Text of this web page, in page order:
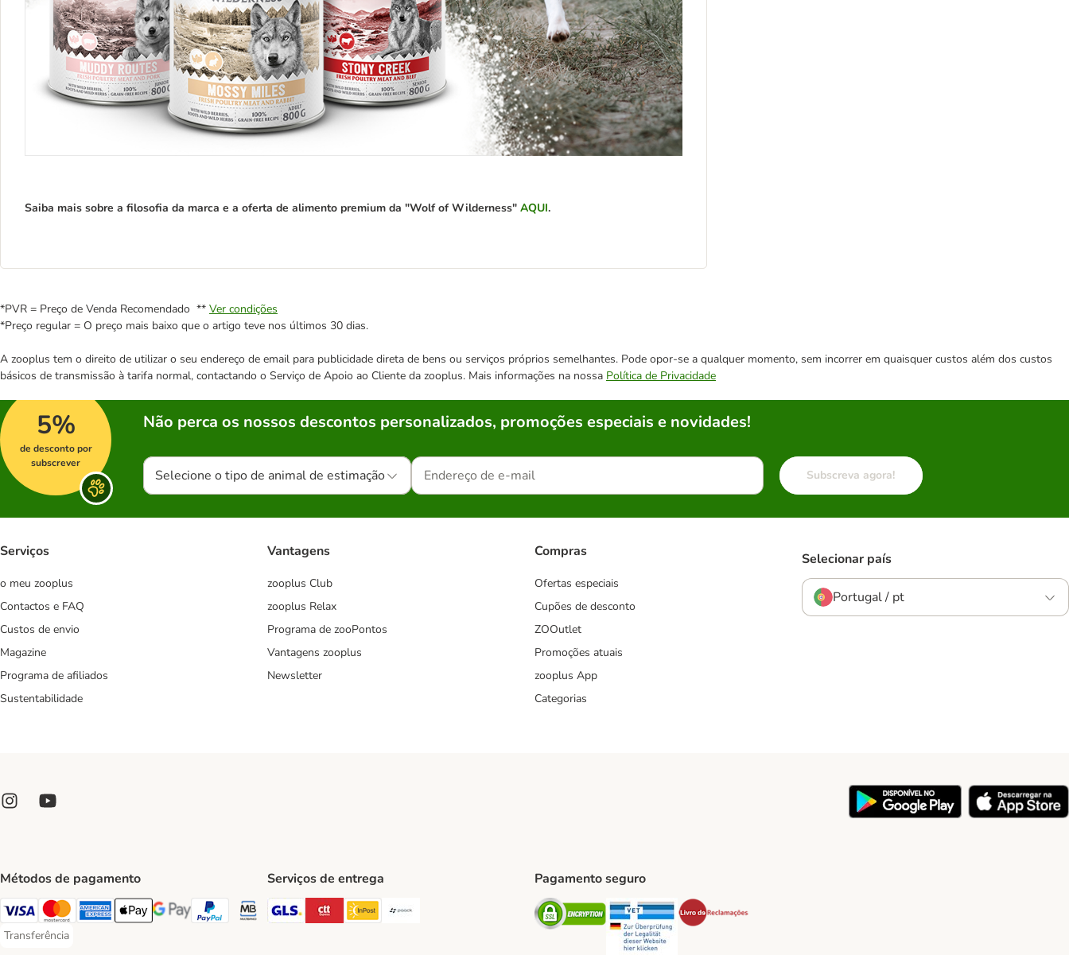
Saiba mais sobre a filosofia da marca e a oferta de alimento premium da "Wolf of Wilderness" AQUI.
*PVR = Preço de Venda Recomendado ** Ver condições
*Preço regular = O preço mais baixo que o artigo teve nos últimos 30 dias.
A zooplus tem o direito de utilizar o seu endereço de email para publicidade direta de bens ou serviços próprios semelhantes. Pode opor-se a qualquer momento, sem incorrer em quaisquer custos além dos custos
básicos de transmissão à tarifa normal, contactando o Serviço de Apoio ao Cliente da zooplus. Mais informações na nossa Política de Privacidade
5%
de desconto por
subscrever
Não perca os nossos descontos personalizados, promoções especiais e novidades!
Selecione o tipo de animal de estimação Subscreva agora!
Serviços
o meu zooplus
Contactos e FAQ
Custos de envio
Magazine
Programa de afiliados
Sustentabilidade
Vantagens
zooplus Club
zooplus Relax
Programa de zooPontos
Vantagens zooplus
Newsletter
Compras
Ofertas especiais
Cupões de desconto
ZOOutlet
Promoções atuais
zooplus App
Categorias
Selecionar país
Portugal / pt
Métodos de pagamento
Visa Payment Method
Mastercard Payment Method
American Express Payment Method
Apple Pay Payment Method
Google Pay Payment Method
PayPal Payment Method
Multibanco Payment Method
Transferência
Transferência Payment Method
Serviços de entrega
GLS Shipping Method
CTTExpress Shipping Method
InPost Shipping Method
Paack Shipping Method
Pagamento seguro
Security Security